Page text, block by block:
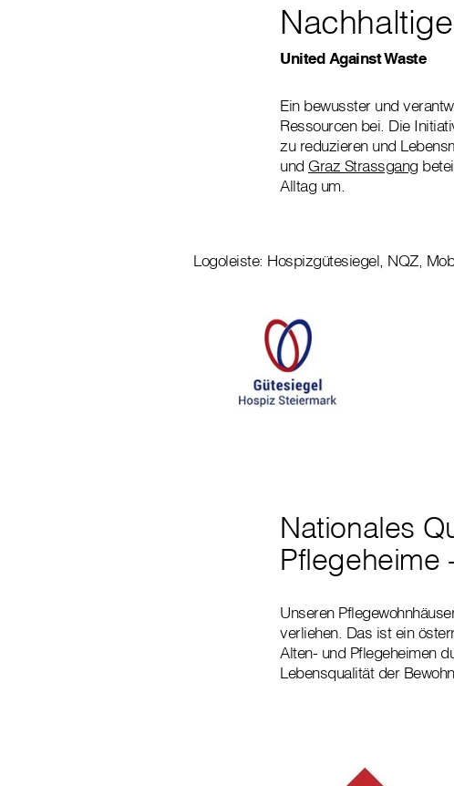
United Against Waste
Ein bewusster und
Ressourcen bei. Die
zu reduzieren und
und Graz Strassgang
Alltag um.
Logoleiste: Hospizgütesiegel, NQZ,
Nationales
Pflegeheime
Unseren
verliehen. Das ist ein
Alten- und Pflegeheimen
Lebensqualität der